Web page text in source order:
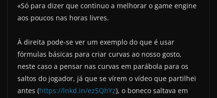
«Só para dizer que continuo a melhorar o game engine
aos poucos nas horas livres.
À direita pode-se ver um exemplo do que é usar
fórmulas básicas para criar curvas ao nosso gosto,
neste caso a pensar nas curvas em parábola para os
saltos do jogador, já que se vírem o vídeo que partilhei
antes (https://lnkd.in/ez5QhYz), o boneco saltava em